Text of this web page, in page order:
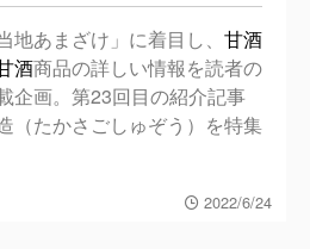
あまざけ」に着目し、 甘酒
酒商品の詳しい情報を読者の
企画。第23回目の紹介記事
（たかさごしゅぞう）を特集
2022/6/24